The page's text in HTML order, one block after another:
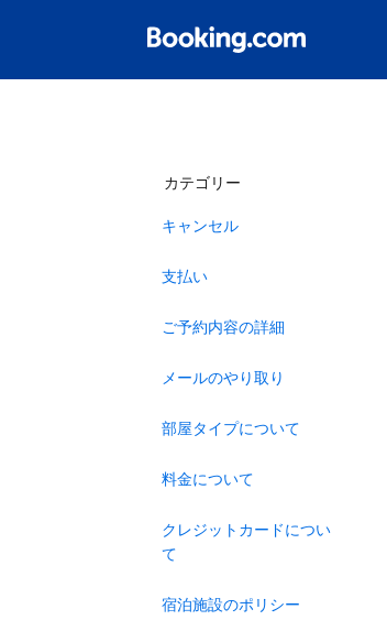
カテゴリー
キャンセル
支払い
ご予約内容の詳細
メールのやり取り
部屋タイプについて
料金について
クレジットカードについ
て
宿泊施設のポリシー